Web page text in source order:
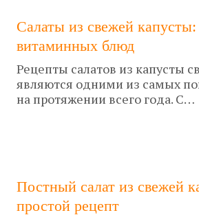
Салаты из свежей
витаминных блюд
Рецепты салатов из капусты
являются одними из самых
на протяжении всего года. С…
Постный салат из свежей
простой рецепт